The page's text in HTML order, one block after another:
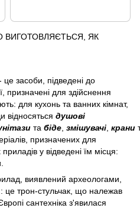
ВИГОТОВЛЯЄТЬСЯ, ЯК
засоби, підведені до
призначені для здійснення
для кухонь та ванних кімнат,
відносяться душові
та біде змішувачі крани
призначених для
у відведені їм місця:
виявлений археологами,
це трон-стульчак, що належав
сантехніка з'явилася